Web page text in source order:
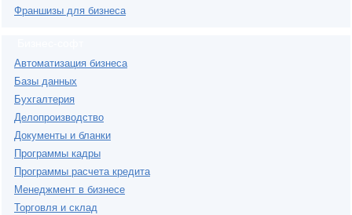
Франшизы для бизнеса
Автоматизация бизнеса
Базы данных
Бухгалтерия
Делопроизводство
Документы и бланки
Программы кадры
Программы расчета кредита
Менеджмент в бизнесе
Торговля и склад